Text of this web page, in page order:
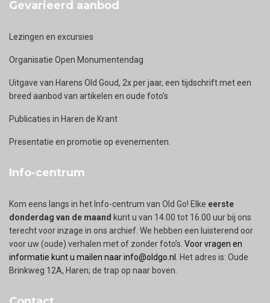
Gevarieerd aanbod
Lezingen en excursies
Organisatie Open Monumentendag
Uitgave van Harens Old Goud, 2x per jaar, een tijdschrift met een
breed aanbod van artikelen en oude foto's
Publicaties in Haren de Krant
Presentatie en promotie op evenementen.
Info-centrum
Kom eens langs in het Info-centrum van Old Go! Elke eerste
donderdag van de maand kunt u van 14.00 tot 16.00 uur bij ons
terecht voor inzage in ons archief. We hebben een luisterend oor
voor uw (oude) verhalen met of zonder foto’s. Voor vragen en
informatie kunt u mailen naar info@oldgo.nl
. Het adres is: Oude
Brinkweg 12A, Haren; de trap op naar boven.